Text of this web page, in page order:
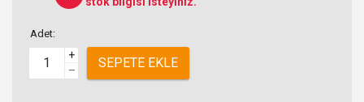
Adet:
+
–
SEPETE EKLE